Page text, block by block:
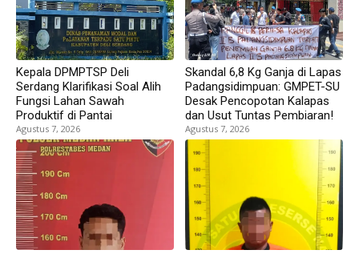
Kepala DPMPTSP Deli
Serdang Klarifikasi Soal Alih
Fungsi Lahan Sawah
Produktif di Pantai
Agustus 7, 2026
Skandal 6,8 Kg Ganja di Lapas
Padangsidimpuan: GMPET-SU
Desak Pencopotan Kalapas
dan Usut Tuntas Pembiaran!
Agustus 7, 2026